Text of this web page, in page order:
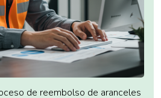
de reembolso de aranceles